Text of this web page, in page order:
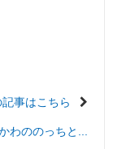
記事はこちら
わののっちと...